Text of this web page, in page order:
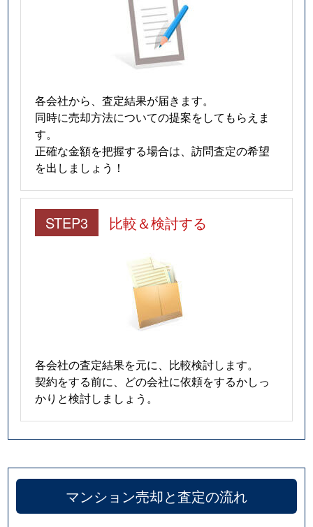
各会社から、査定結果が届きます。
同時に売却方法についての提案をしてもらえま
す。
正確な金額を把握する場合は、訪問査定の希望
を出しましょう！
STEP3 比較＆検討する
各会社の査定結果を元に、比較検討します。
契約をする前に、どの会社に依頼をするかしっ
かりと検討しましょう。
マンション売却と査定の流れ